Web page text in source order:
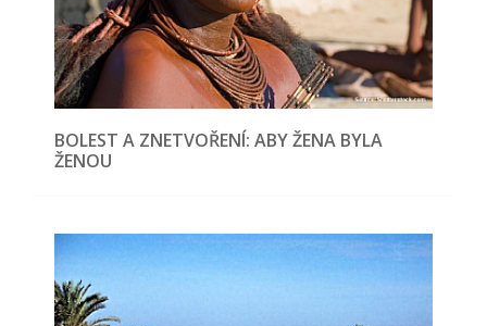
BOLEST A ZNETVOŘENÍ: ABY ŽENA BYLA
ŽENOU